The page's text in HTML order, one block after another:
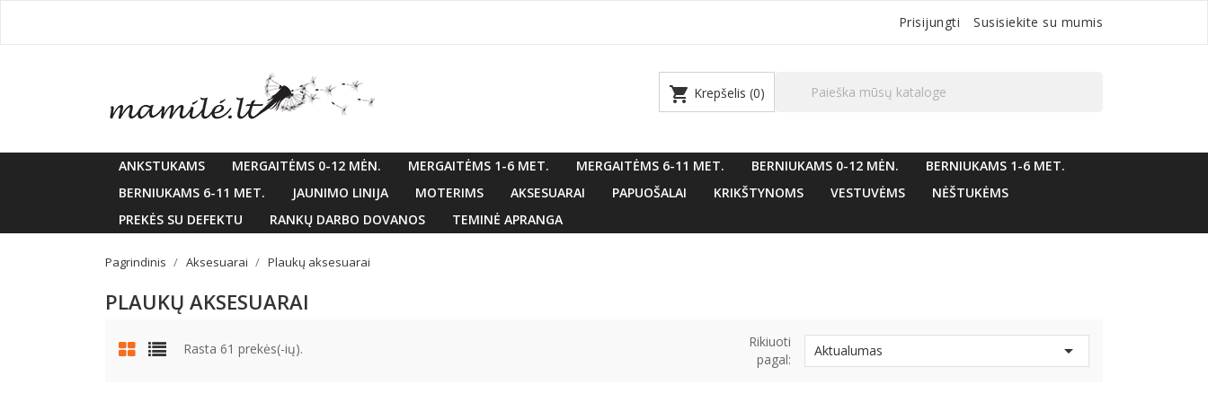
Prisijungti Susisiekite su mumis
shopping_cart Krepšelis (0)
ANKSTUKAMS MERGAITĖMS 0-12 MĖN. MERGAITĖMS 1-6 MET. MERGAITĖMS 6-11 MET. BERNIUKAMS 0-12 MĖN.
BERNIUKAMS 1-6 MET.
BERNIUKAMS 6-11 MET.
JAUNIMO LINIJA MOTERIMS AKSESUARAI PAPUOŠALAI KRIKŠTYNOMS VESTUVĖMS
NĖŠTUKĖMS
PREKĖS SU DEFEKTU
RANKŲ DARBO DOVANOS TEMINĖ APRANGA
Pagrindinis Aksesuarai Plaukų aksesuarai
PLAUKŲ AKSESUARAI
Rasta 61 prekės(-ių).
Rikiuoti
pagal:
Aktualumas 